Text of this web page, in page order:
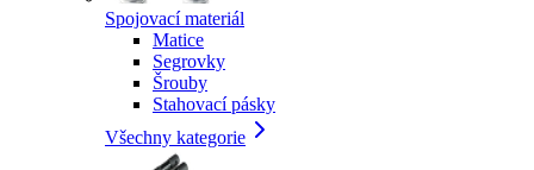
Spojovací materiál
Matice
Segrovky
Šrouby
Stahovací pásky
Všechny kategorie